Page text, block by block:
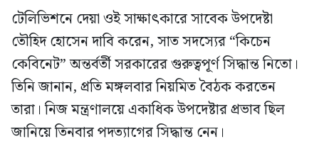
টেলিভিশনে দেয়া ওই সাক্ষাৎকারে সাবেক উপদেষ্টা
তৌহিদ হোসেন দাবি করেন, সাত সদস্যের “কিচেন
কেবিনেট” অন্তর্বর্তী সরকারের গুরুত্বপূর্ণ সিদ্ধান্ত নিতো।
তিনি জানান, প্রতি মঙ্গলবার নিয়মিত বৈঠক করতেন
তারা। নিজ মন্ত্রণালয়ে একাধিক উপদেষ্টার প্রভাব ছিল
জানিয়ে তিনবার পদত্যাগের সিদ্ধান্ত নেন।